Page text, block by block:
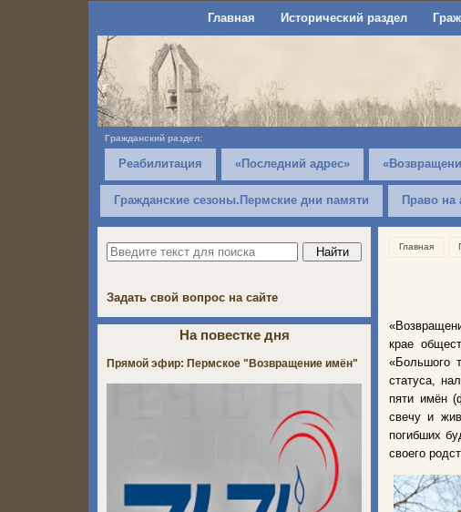
Главная Исторический раздел
Гражданский раздел:
Реабилитация «Последний адрес»
Гражданские сезоны.Пермские дни памяти Право на
Главная
крае
«Большого
статуса,
пяти имён
свечу и
погибших
своего
Задать свой вопрос на сайте
На повестке дня
Прямой эфир: Пермское "Возвращение имён"